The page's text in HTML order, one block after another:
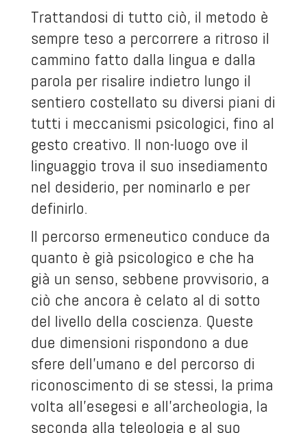
Trattandosi di tutto ciò, il metodo è
sempre teso a percorrere a ritroso il
cammino fatto dalla lingua e dalla
parola per risalire indietro lungo il
sentiero costellato su diversi piani di
tutti i meccanismi psicologici, fino al
gesto creativo. Il non-luogo ove il
linguaggio trova il suo insediamento
nel desiderio, per nominarlo e per
definirlo.
Il percorso ermeneutico conduce da
quanto è già psicologico e che ha
già un senso, sebbene provvisorio, a
ciò che ancora è celato al di sotto
del livello della coscienza. Queste
due dimensioni rispondono a due
sfere dell’umano e del percorso di
riconoscimento di se stessi, la prima
volta all’esegesi e all’archeologia, la
seconda alla teleologia e al suo